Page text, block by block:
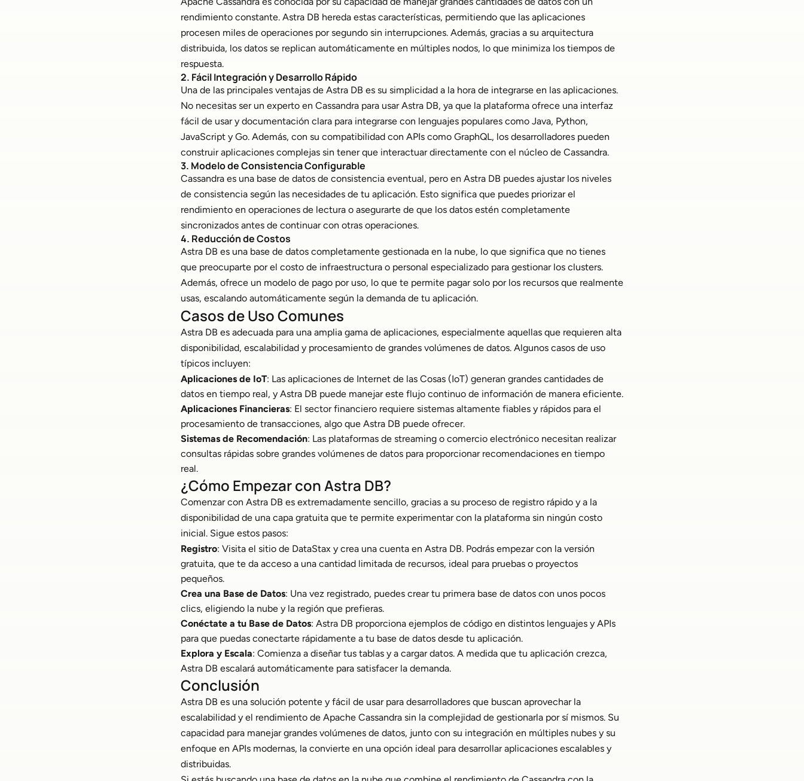
rendimiento constante. Astra DB hereda estas características, permitiendo que las aplicaciones
procesen miles de operaciones por segundo sin interrupciones. Además, gracias a su arquitectura
distribuida, los datos se replican automáticamente en múltiples nodos, lo que minimiza los tiempos de
respuesta.
2. Fácil Integración y Desarrollo Rápido
Una de las principales ventajas de Astra DB es su simplicidad a la hora de integrarse en las aplicaciones.
No necesitas ser un experto en Cassandra para usar Astra DB, ya que la plataforma ofrece una interfaz
fácil de usar y documentación clara para integrarse con lenguajes populares como Java, Python,
JavaScript y Go. Además, con su compatibilidad con APIs como GraphQL, los desarrolladores pueden
construir aplicaciones complejas sin tener que interactuar directamente con el núcleo de Cassandra.
3. Modelo de Consistencia Configurable
Cassandra es una base de datos de consistencia eventual, pero en Astra DB puedes ajustar los niveles
de consistencia según las necesidades de tu aplicación. Esto significa que puedes priorizar el
rendimiento en operaciones de lectura o asegurarte de que los datos estén completamente
sincronizados antes de continuar con otras operaciones.
4. Reducción de Costos
Astra DB es una base de datos completamente gestionada en la nube, lo que significa que no tienes
que preocuparte por el costo de infraestructura o personal especializado para gestionar los clusters.
Además, ofrece un modelo de pago por uso, lo que te permite pagar solo por los recursos que realmente
usas, escalando automáticamente según la demanda de tu aplicación.
Casos de Uso Comunes
Astra DB es adecuada para una amplia gama de aplicaciones, especialmente aquellas que requieren alta
disponibilidad, escalabilidad y procesamiento de grandes volúmenes de datos. Algunos casos de uso
típicos incluyen:
Aplicaciones de IoT: Las aplicaciones de Internet de las Cosas (IoT) generan grandes cantidades de
datos en tiempo real, y Astra DB puede manejar este flujo continuo de información de manera eficiente.
Aplicaciones Financieras: El sector financiero requiere sistemas altamente fiables y rápidos para el
procesamiento de transacciones, algo que Astra DB puede ofrecer.
Sistemas de Recomendación: Las plataformas de streaming o comercio electrónico necesitan realizar
consultas rápidas sobre grandes volúmenes de datos para proporcionar recomendaciones en tiempo
real.
¿Cómo Empezar con Astra DB?
Comenzar con Astra DB es extremadamente sencillo, gracias a su proceso de registro rápido y a la
disponibilidad de una capa gratuita que te permite experimentar con la plataforma sin ningún costo
inicial. Sigue estos pasos:
Registro: Visita el sitio de DataStax y crea una cuenta en Astra DB. Podrás empezar con la versión
gratuita, que te da acceso a una cantidad limitada de recursos, ideal para pruebas o proyectos
pequeños.
Crea una Base de Datos: Una vez registrado, puedes crear tu primera base de datos con unos pocos
clics, eligiendo la nube y la región que prefieras.
Conéctate a tu Base de Datos: Astra DB proporciona ejemplos de código en distintos lenguajes y APIs
para que puedas conectarte rápidamente a tu base de datos desde tu aplicación.
Explora y Escala: Comienza a diseñar tus tablas y a cargar datos. A medida que tu aplicación crezca,
Astra DB escalará automáticamente para satisfacer la demanda.
Conclusión
Astra DB es una solución potente y fácil de usar para desarrolladores que buscan aprovechar la
escalabilidad y el rendimiento de Apache Cassandra sin la complejidad de gestionarla por sí mismos. Su
capacidad para manejar grandes volúmenes de datos, junto con su integración en múltiples nubes y su
enfoque en APIs modernas, la convierte en una opción ideal para desarrollar aplicaciones escalables y
distribuidas.